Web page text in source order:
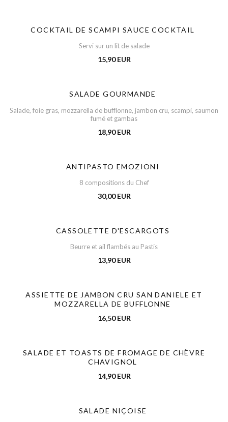
COCKTAIL DE SCAMPI SAUCE COCKTAIL
Servi sur un lit de salade
15,90 EUR
SALADE GOURMANDE
Salade, foie gras, mozzarella de bufflonne, jambon cru, scampi, saumon
fumé et gambas
18,90 EUR
ANTIPASTO EMOZIONI
8 compositions du Chef
30,00 EUR
CASSOLETTE D'ESCARGOTS
Beurre et ail flambés au Pastis
13,90 EUR
ASSIETTE DE JAMBON CRU SAN DANIELE ET
MOZZARELLA DE BUFFLONNE
16,50 EUR
SALADE ET TOASTS DE FROMAGE DE CHÈVRE
CHAVIGNOL
14,90 EUR
SALADE NIÇOISE